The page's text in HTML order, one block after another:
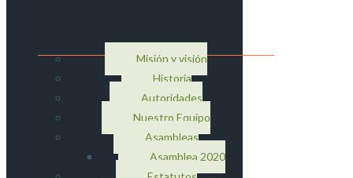
Misión y visión
Historia
Autoridades
Nuestro Equipo
Asambleas
Asamblea 2020